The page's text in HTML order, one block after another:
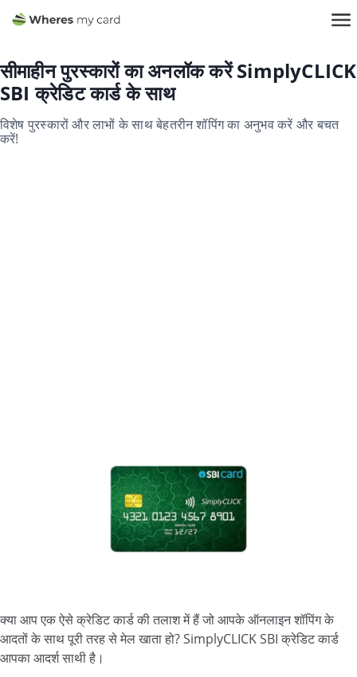
सीमाहीन पुरस्कारों का अनलॉक करें SimplyCLICK
SBI क्रेडिट कार्ड के साथ
विशेष पुरस्कारों और लाभों के साथ बेहतरीन शॉपिंग का अनुभव करें और बचत
करें!
क्या आप एक ऐसे क्रेडिट कार्ड की तलाश में हैं जो आपके ऑनलाइन शॉपिंग के
आदतों के साथ पूरी तरह से मेल खाता हो? SimplyCLICK SBI क्रेडिट कार्ड
आपका आदर्श साथी है।